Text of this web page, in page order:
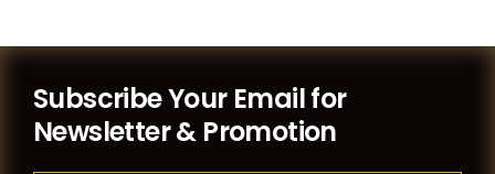
Subscribe Your Email for
Newsletter & Promotion